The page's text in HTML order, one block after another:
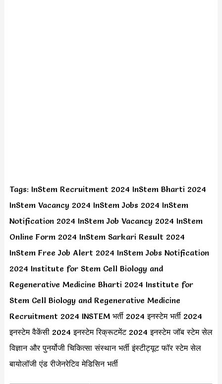
Tags: InStem Recruitment 2024 InStem Bharti 2024
InStem Vacancy 2024 InStem Jobs 2024 InStem
Notification 2024 InStem Job Vacancy 2024 InStem
Online Form 2024 InStem Sarkari Result 2024
InStem Free Job Alert 2024 InStem Jobs Notification
2024 Institute for Stem Cell Biology and
Regenerative Medicine Bharti 2024 Institute for
Stem Cell Biology and Regenerative Medicine
Recruitment 2024 INSTEM भर्ती 2024 इनस्टेम भर्ती 2024
इनस्टेम वैकेंसी 2024 इनस्टेम रिक्रूटमेंट 2024 इनस्टेम जॉब स्टेम सेल
विज्ञान और पुनर्योजी चिकित्सा संस्थान भर्ती इंस्टीट्यूट फॉर स्टेम सेल
बायोलॉजी एंड रीजेनरेटिव मेडिसिन भर्ती